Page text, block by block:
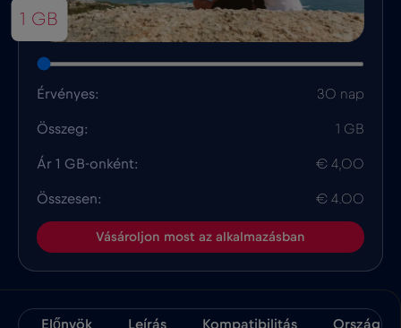
1 GB
Érvényes: 30 nap
Összeg: 1 GB
Ár 1 GB-onként: € 4,00
Összesen: € 4.00
Vásároljon most az alkalmazásban
Előnyök Leírás Kompatibilitás Ország